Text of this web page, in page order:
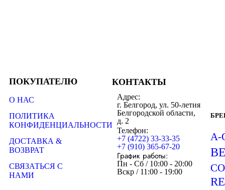
ПОКУПАТЕЛЮ
О НАС
ПОЛИТИКА
КОНФИДЕНЦИАЛЬНОСТИ
ДОСТАВКА &
ВОЗВРАТ
СВЯЗАТЬСЯ С
НАМИ
КОНТАКТЫ
Адрес:
г. Белгород, ул. 50-летия
Белгородской области,
д. 2
Телефон:
+7 (4722) 33-33-35
+7 (910) 365-67-20
График работы:
Пн - Сб / 10:00 - 20:00
Вскр / 11:00 - 19:00
A-